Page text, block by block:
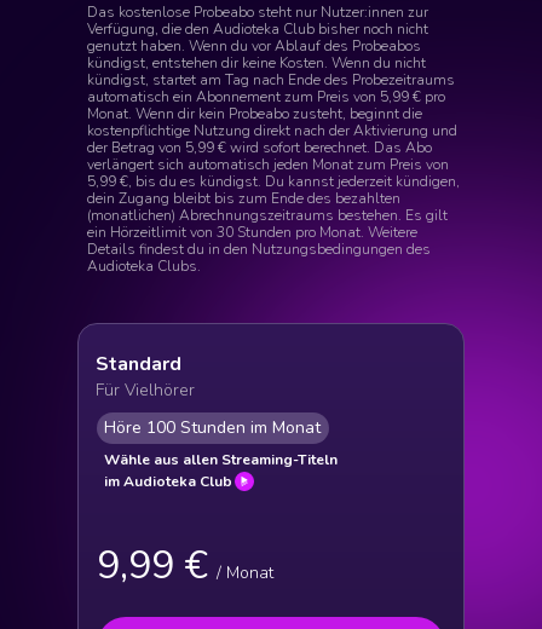
Das kostenlose Probeabo steht nur Nutzer:innen zur
Verfügung, die den Audioteka Club bisher noch nicht
genutzt haben. Wenn du vor Ablauf des Probeabos
kündigst, entstehen dir keine Kosten. Wenn du nicht
kündigst, startet am Tag nach Ende des Probezeitraums
automatisch ein Abonnement zum Preis von 5,99 € pro
Monat. Wenn dir kein Probeabo zusteht, beginnt die
kostenpflichtige Nutzung direkt nach der Aktivierung und
der Betrag von 5,99 € wird sofort berechnet. Das Abo
verlängert sich automatisch jeden Monat zum Preis von
5,99 €, bis du es kündigst. Du kannst jederzeit kündigen,
dein Zugang bleibt bis zum Ende des bezahlten
(monatlichen) Abrechnungszeitraums bestehen. Es gilt
ein Hörzeitlimit von 30 Stunden pro Monat. Weitere
Details findest du in den Nutzungsbedingungen des
Audioteka Clubs.
Standard
Für Vielhörer
Höre 100 Stunden im Monat
Wähle aus allen Streaming-Titeln
im Audioteka Club
9,99 € / Monat